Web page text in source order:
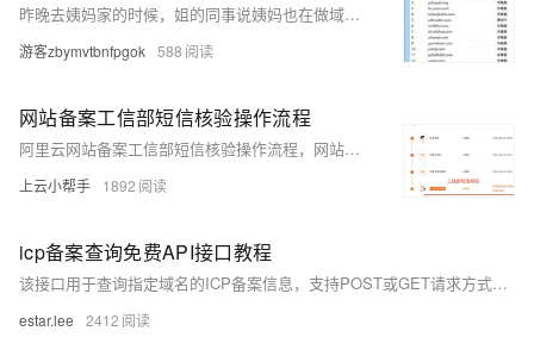
昨晚去姨妈家的时候，姐的同事说姨妈也在做域名业务。正因为批量挖掘备案域名的问题哭丧着脸。
游客zbymvtbnfpgok 588
网站备案工信部短信核验操作流程
阿里云网站备案工信部短信核验操作流程，网站备案通过阿里云初审后后提交到管局，需要进行工信部短信核验
上云小帮手 1892
icp备案查询免费API接口教程
该接口用于查询指定域名的ICP备案信息，支持POST或GET请求方式。请求时需提供用户ID、用户KEY及待查询的域名，可选参数为查询通道。响应中包含状态码、消息内容、备案号、备案主体、域名及审核时间等信息。示例中提供了GET和POST请求方式及返回数据样例。
estar.lee 2412